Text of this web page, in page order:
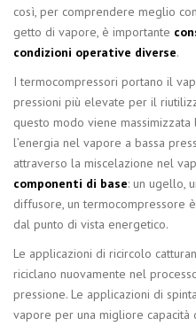
così, per comprendere meglio
getto di vapore, è importante
condizioni operative diverse.
I termocompressori portano il
pressioni più elevate per il
questo modo viene
l’energia nel vapore a bassa
attraverso la miscelazione nel
componenti di base: un ugello,
diffusore, un termocompressore
dal punto di vista energetico.
Le applicazioni di ricircolo
riciclano nuovamente nel
pressione. Le applicazioni di
vapore per una migliore capacità